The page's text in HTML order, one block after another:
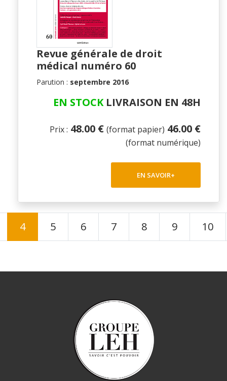
Revue générale de droit
médical numéro 60
Parution : septembre 2016
EN STOCKLIVRAISON EN 48H
Prix : 48.00 € (format papier) 46.00 €
(format numérique)
EN SAVOIR+
4 5 6 7 8 9 10